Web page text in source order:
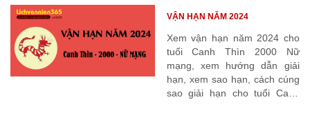
Xem vận hạn năm 2024 cho
tuổi Canh Thìn 2000 Nữ
mạng, xem hướng dẫn giải
hạn, xem sao hạn, cách cúng
sao giải hạn cho tuổi Canh
VẬN HẠN NĂM 2024